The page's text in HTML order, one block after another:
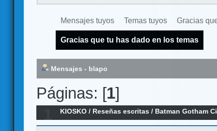
Mensajes tuyos Temas tuyos Gracias
Gracias que tu has dado en los temas
Mensajes - blapo
Páginas: [1]
KIOSKO / Reseñas escritas / Batman Gotham
MegaTochoReseña